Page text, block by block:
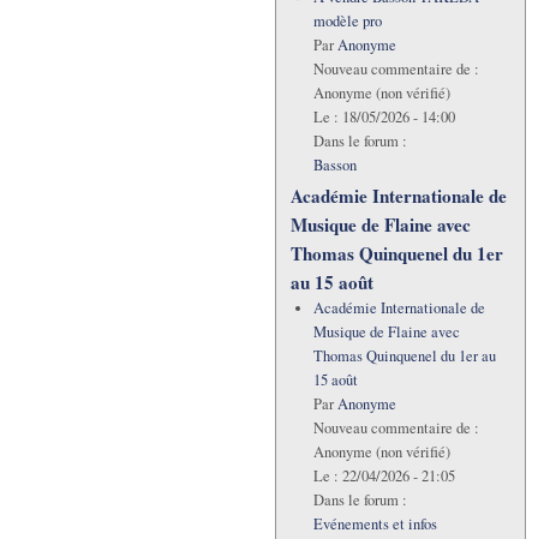
modèle pro
ParAnonyme
Nouveau commentaire de :
Anonyme (non vérifié)
Le : 18/05/2026 - 14:00
Dans le forum :
Basson
Académie Internationale de
Musique de Flaine avec
Thomas Quinquenel du 1er
au 15 août
Académie Internationale de
Musique de Flaine avec
Thomas Quinquenel du 1er au
15 août
ParAnonyme
Nouveau commentaire de :
Anonyme (non vérifié)
Le : 22/04/2026 - 21:05
Dans le forum :
Evénements et infos